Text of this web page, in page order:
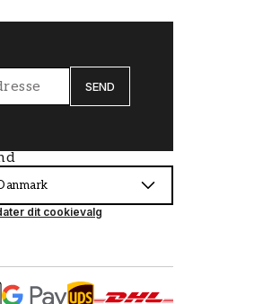
SEND
dit cookievalg